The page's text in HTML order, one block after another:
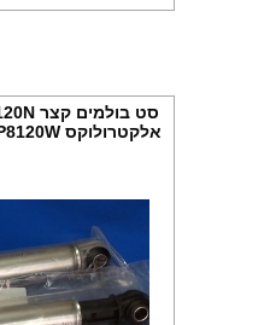
אלקטרולוקס EWP8120W ועוד, מקט 002383